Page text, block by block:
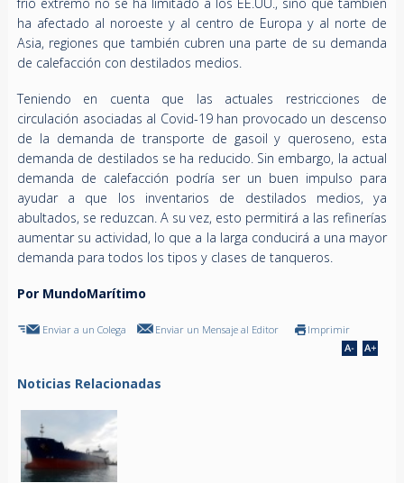
frío extremo no se ha limitado a los EE.UU., sino que también
ha afectado al noroeste y al centro de Europa y al norte de
Asia, regiones que también cubren una parte de su demanda
de calefacción con destilados medios.
Teniendo en cuenta que las actuales restricciones de
circulación asociadas al Covid-19 han provocado un descenso
de la demanda de transporte de gasoil y queroseno, esta
demanda de destilados se ha reducido. Sin embargo, la actual
demanda de calefacción podría ser un buen impulso para
ayudar a que los inventarios de destilados medios, ya
abultados, se reduzcan. A su vez, esto permitirá a las refinerías
aumentar su actividad, lo que a la larga conducirá a una mayor
demanda para todos los tipos y clases de tanqueros.
Por MundoMarítimo
Enviar a un Colega Enviar un Mensaje al Editor Imprimir
Noticias Relacionadas